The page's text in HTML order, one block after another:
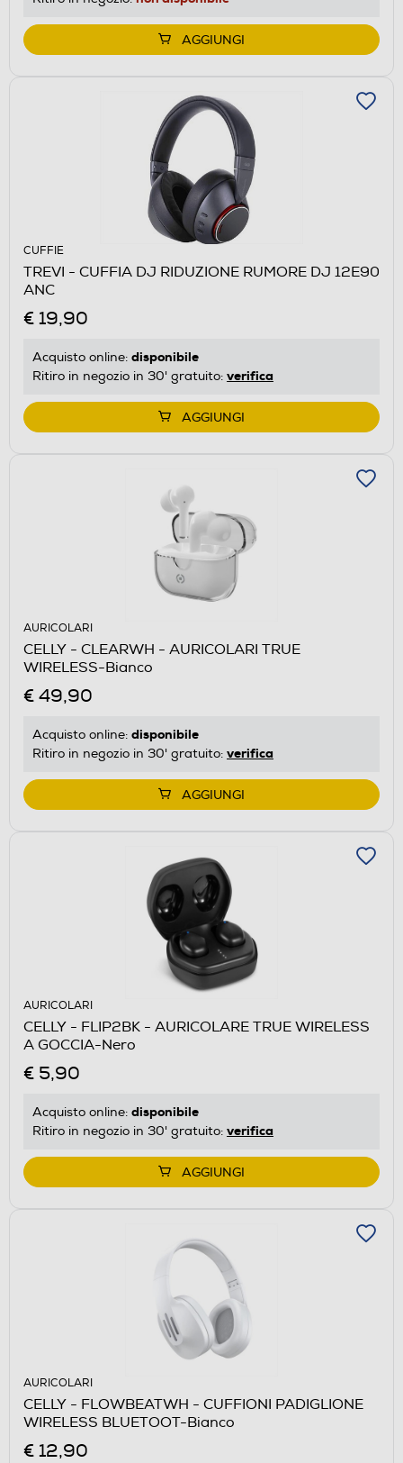
AGGIUNGI
CUFFIE
TREVI - CUFFIA DJ RIDUZIONE RUMORE DJ 12E90
ANC
€ 19,90
Acquisto online: disponibile
Ritiro in negozio in 30' gratuito: verifica
AGGIUNGI
AURICOLARI
CELLY - CLEARWH - AURICOLARI TRUE
WIRELESS-Bianco
€ 49,90
Acquisto online: disponibile
Ritiro in negozio in 30' gratuito: verifica
AGGIUNGI
AURICOLARI
CELLY - FLIP2BK - AURICOLARE TRUE WIRELESS
A GOCCIA-Nero
€ 5,90
Acquisto online: disponibile
Ritiro in negozio in 30' gratuito: verifica
AGGIUNGI
AURICOLARI
CELLY - FLOWBEATWH - CUFFIONI PADIGLIONE
WIRELESS BLUETOOT-Bianco
€ 12,90